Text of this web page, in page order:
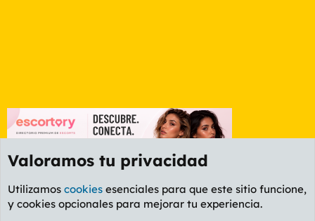
Foro General
Valoramos tu privacidad
Utilizamos cookies esenciales para que este sitio funcione,
y cookies opcionales para mejorar tu experiencia.